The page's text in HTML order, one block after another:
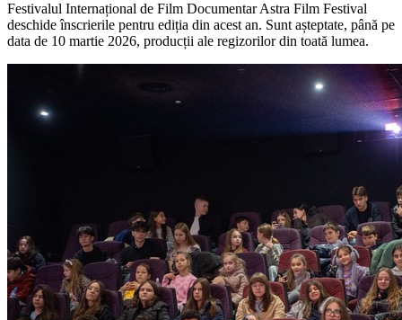
Festivalul Internațional de Film Documentar Astra Film Festival
deschide înscrierile pentru ediția din acest an. Sunt așteptate, până pe
data de 10 martie 2026, producții ale regizorilor din toată lumea.